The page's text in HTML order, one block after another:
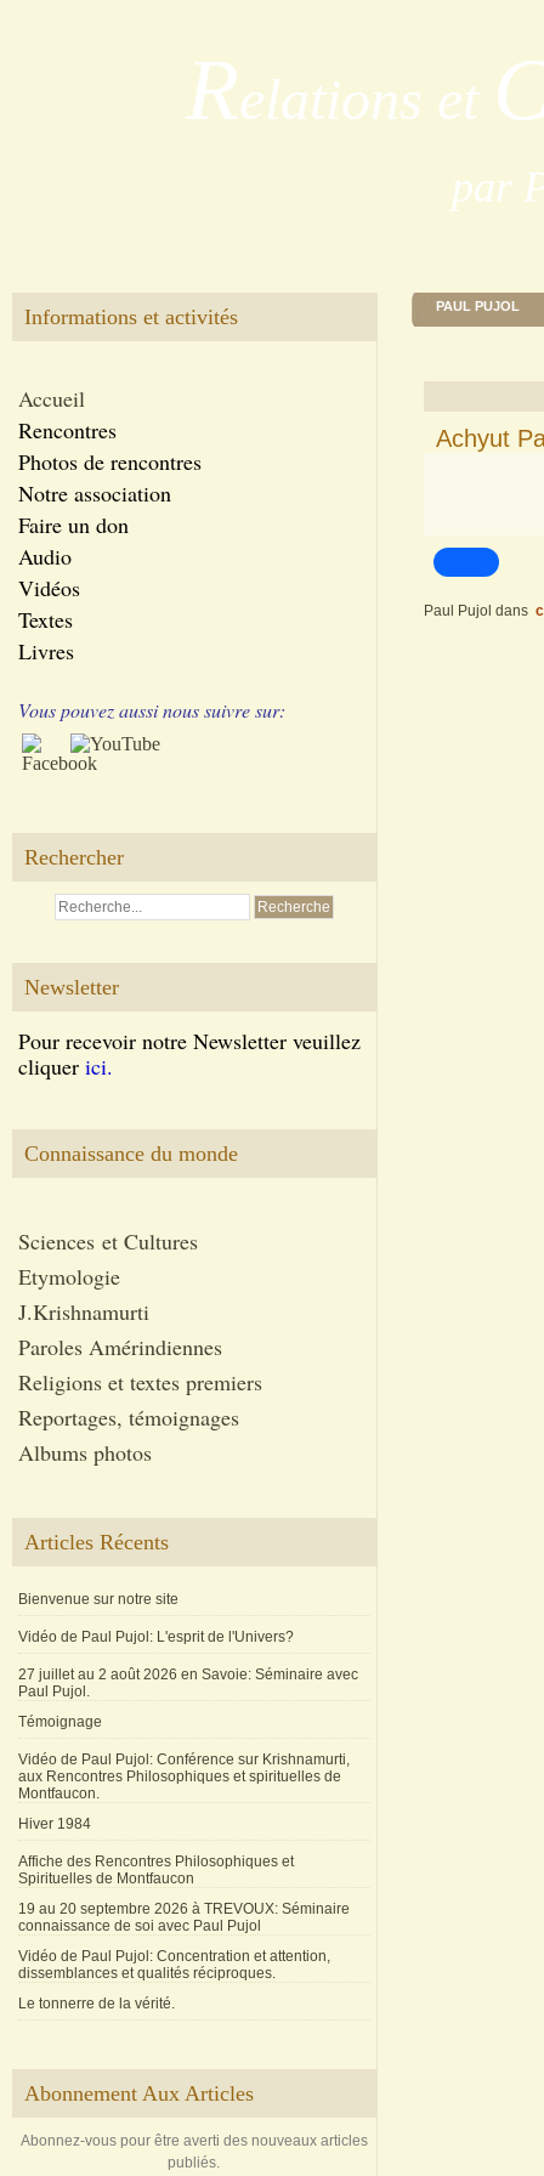
Relations et
par
Informations et activités
Accueil
Rencontres
Photos de rencontres
Notre association
Faire un don
Audio
Vidéos
Textes
Livres
Vous pouvez aussi nous suivre sur:
Rechercher
Newsletter
Pour recevoir notre Newsletter veuillez
cliquer ici.
Connaissance du monde
Sciences et Cultures
Etymologie
J.Krishnamurti
Paroles Amérindiennes
Religions et textes premiers
Reportages, témoignages
Albums photos
Articles Récents
Bienvenue sur notre site
Vidéo de Paul Pujol: L'esprit de l'Univers?
27 juillet au 2 août 2026 en Savoie: Séminaire avec
Paul Pujol.
Témoignage
Vidéo de Paul Pujol: Conférence sur Krishnamurti,
aux Rencontres Philosophiques et spirituelles de
Montfaucon.
Hiver 1984
Affiche des Rencontres Philosophiques et
Spirituelles de Montfaucon
19 au 20 septembre 2026 à TREVOUX: Séminaire
connaissance de soi avec Paul Pujol
Vidéo de Paul Pujol: Concentration et attention,
dissemblances et qualités réciproques.
Le tonnerre de la vérité.
Abonnement Aux Articles
Abonnez-vous pour être averti des nouveaux articles
publiés.
PAUL PUJOL
Achyut
Paul Pujol dans